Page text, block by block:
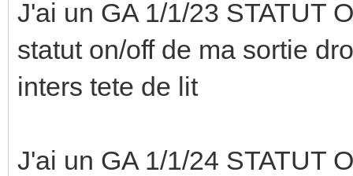
J'ai un GA 1/1/23 STATUT
statut on/off de ma sortie
inters tete de lit
J'ai un GA 1/1/24 STATUT